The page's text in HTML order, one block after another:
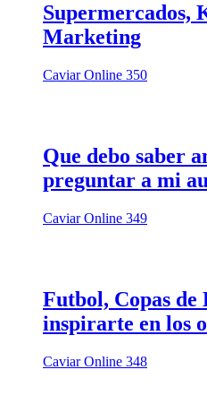
Supermercados,
Marketing
Caviar Online 350
Que debo saber
preguntar a mi
Caviar Online 349
Futbol, Copas de
inspirarte en los
Caviar Online 348